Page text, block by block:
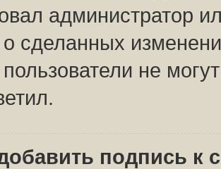
администратор
о сделанных
не
подпись к